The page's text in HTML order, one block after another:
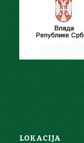
LOKACIJA